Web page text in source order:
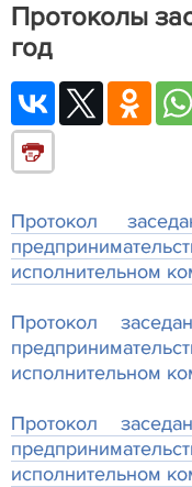
Протоколы
год
Протокол
исполнительном
Протокол
исполнительном
Протокол
исполнительном